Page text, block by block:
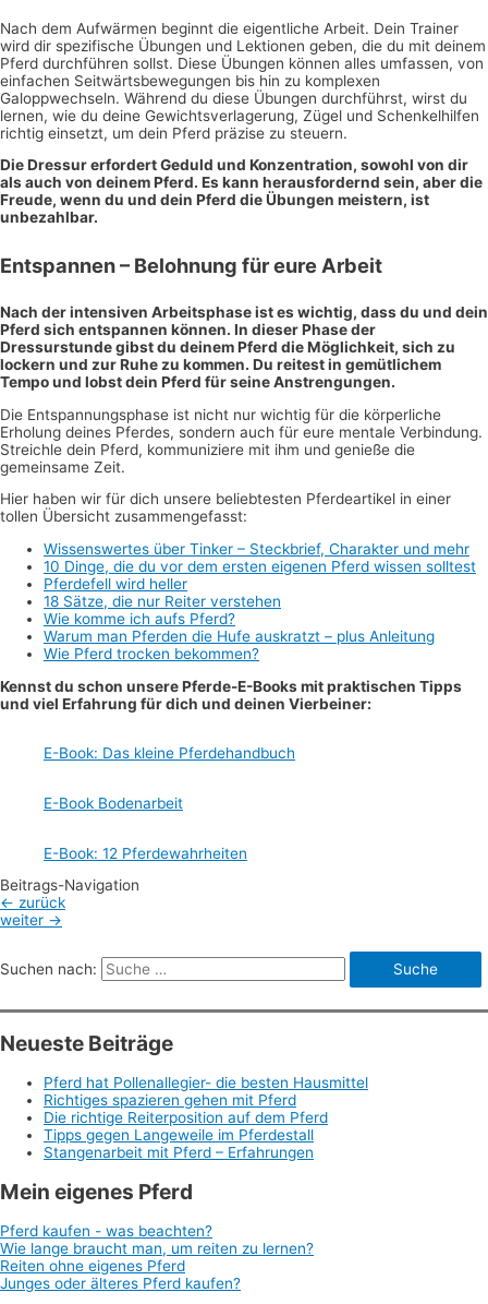
Nach dem Aufwärmen beginnt die eigentliche Arbeit. Dein Trainer
wird dir spezifische Übungen und Lektionen geben, die du mit deinem
Pferd durchführen sollst. Diese Übungen können alles umfassen, von
einfachen Seitwärtsbewegungen bis hin zu komplexen
Galoppwechseln. Während du diese Übungen durchführst, wirst du
lernen, wie du deine Gewichtsverlagerung, Zügel und Schenkelhilfen
richtig einsetzt, um dein Pferd präzise zu steuern.
Die Dressur erfordert Geduld und Konzentration, sowohl von dir
als auch von deinem Pferd. Es kann herausfordernd sein, aber die
Freude, wenn du und dein Pferd die Übungen meistern, ist
unbezahlbar.
Entspannen – Belohnung für eure Arbeit
Nach der intensiven Arbeitsphase ist es wichtig, dass du und dein
Pferd sich entspannen können. In dieser Phase der
Dressurstunde gibst du deinem Pferd die Möglichkeit, sich zu
lockern und zur Ruhe zu kommen. Du reitest in gemütlichem
Tempo und lobst dein Pferd für seine Anstrengungen.
Die Entspannungsphase ist nicht nur wichtig für die körperliche
Erholung deines Pferdes, sondern auch für eure mentale Verbindung.
Streichle dein Pferd, kommuniziere mit ihm und genieße die
gemeinsame Zeit.
Hier haben wir für dich unsere beliebtesten Pferdeartikel in einer
tollen Übersicht zusammengefasst:
Wissenswertes über Tinker – Steckbrief, Charakter und mehr
10 Dinge, die du vor dem ersten eigenen Pferd wissen solltest
Pferdefell wird heller
18 Sätze, die nur Reiter verstehen
Wie komme ich aufs Pferd?
Warum man Pferden die Hufe auskratzt – plus Anleitung
Wie Pferd trocken bekommen?
Kennst du schon unsere Pferde-E-Books mit praktischen Tipps
und viel Erfahrung für dich und deinen Vierbeiner:
E-Book: Das kleine Pferdehandbuch
E-Book Bodenarbeit
E-Book: 12 Pferdewahrheiten
Beitrags-Navigation
← zurück
weiter →
Suchen nach:
Neueste Beiträge
Pferd hat Pollenallegier- die besten Hausmittel
Richtiges spazieren gehen mit Pferd
Die richtige Reiterposition auf dem Pferd
Tipps gegen Langeweile im Pferdestall
Stangenarbeit mit Pferd – Erfahrungen
Mein eigenes Pferd
Pferd kaufen - was beachten?
Wie lange braucht man, um reiten zu lernen?
Reiten ohne eigenes Pferd
Junges oder älteres Pferd kaufen?